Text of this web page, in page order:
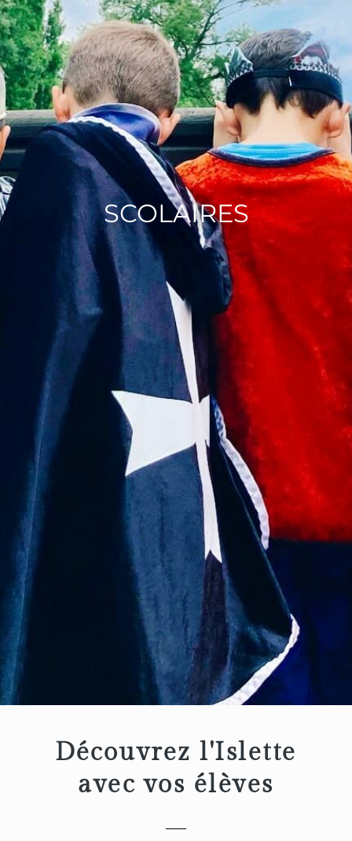
SCOLAIRES
Découvrez l'Islette
avec vos élèves